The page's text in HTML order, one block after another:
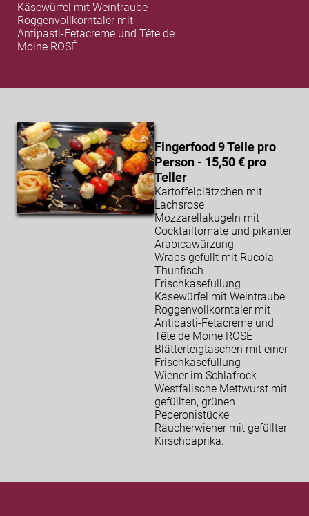
Käsewürfel mit Weintraube
Roggenvollkorntaler mit
Antipasti-Fetacreme und Tête de
Moine ROSÉ
Fingerfood 9 Teile pro
Person - 15,50 € pro
Teller
Kartoffelplätzchen mit
Lachsrose
Mozzarellakugeln mit
Cocktailtomate und pikanter
Arabicawürzung
Wraps gefüllt mit Rucola -
Thunfisch -
Frischkäsefüllung
Käsewürfel mit Weintraube
Roggenvollkorntaler mit
Antipasti-Fetacreme und
Tête de Moine ROSÉ
Blätterteigtaschen mit einer
Frischkäsefüllung
Wiener im Schlafrock
Westfälische Mettwurst mit
gefüllten, grünen
Peperonistücke
Räucherwiener mit gefüllter
Kirschpaprika.